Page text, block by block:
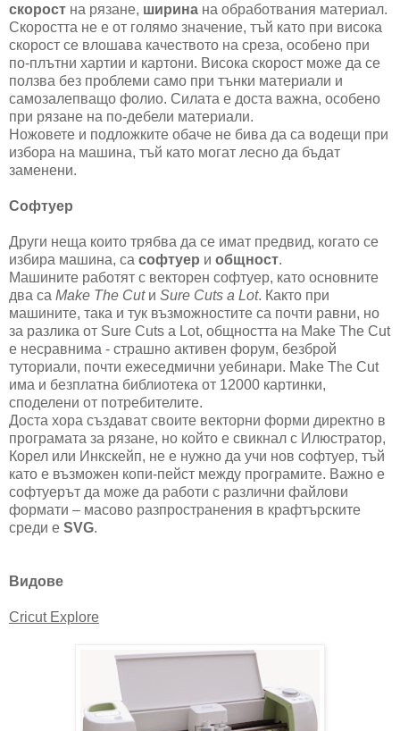
скорост на рязане, ширина на обработвания материал.
Скоростта не е от голямо значение, тъй като при висока
скорост се влошава качеството на среза, особено при
по-плътни хартии и картони. Висока скорост може да се
ползва без проблеми само при тънки материали и
самозалепващо фолио. Силата е доста важна, особено
при рязане на по-дебели материали.
Ножовете и подложките обаче не бива да са водещи при
избора на машина, тъй като могат лесно да бъдат
заменени.
Софтуер
Други неща които трябва да се имат предвид, когато се
избира машина, са софтуер и общност.
Машините работят с векторен софтуер, като основните
два са Make The Cutи Sure Cuts a Lot. Както при
машините, така и тук възможностите са почти равни, но
за разлика от Sure Cuts a Lot, общността на Make The Cut
е несравнима - страшно активен форум, безброй
туториали, почти ежеседмични уебинари. Make The Cut
има и безплатна библиотека от 12000 картинки,
споделени от потребителите.
Доста хора създават своите векторни форми директно в
програмата за рязане, но който е свикнал с Илюстратор,
Корел или Инкскейп, не е нужно да учи нов софтуер, тъй
като е възможен копи-пейст между програмите. Важно е
софтуерът да може да работи с различни файлови
формати – масово разпространения в крафтърските
среди е SVG.
Видове
Cricut Explore